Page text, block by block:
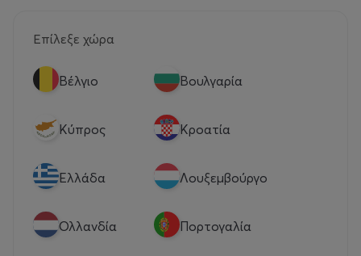
Επίλεξε χώρα
Βέλγιο Βουλγαρία
Κύπρος Κροατία
Eλλάδα Λουξεμβούργο
Ολλανδία Πορτογαλία